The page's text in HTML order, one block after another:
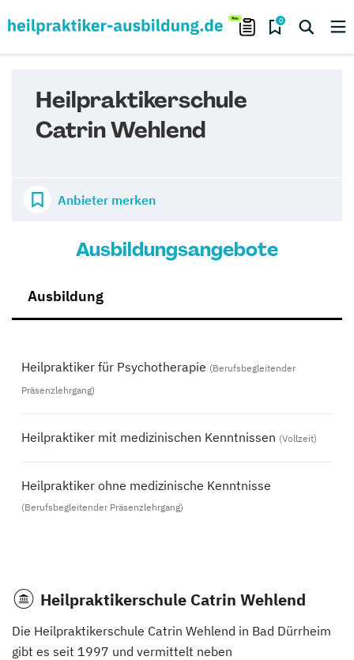
0
Heilpraktikerschule
Catrin Wehlend
Anbieter merken
Ausbildungsangebote
Ausbildung
Heilpraktiker für Psychotherapie (Berufsbegleitender
Präsenzlehrgang)
Heilpraktiker mit medizinischen Kenntnissen (Vollzeit)
Heilpraktiker ohne medizinische Kenntnisse
(Berufsbegleitender Präsenzlehrgang)
Heilpraktikerschule Catrin Wehlend
Die Heilpraktikerschule Catrin Wehlend in Bad Dürrheim
gibt es seit 1997 und vermittelt neben